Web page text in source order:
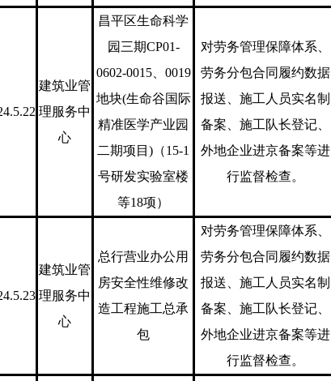
建筑业管
理服务中
心
昌平区生命科学
园三期CP01-
0602-0015、0019
地块(生命谷国际
精准医学产业园
二期项目)（15-1
号研发实验室楼
等18项）
对劳务管理保障体系、
劳务分包合同履约数据
报送、施工人员实名制
备案、施工队长登记、
外地企业进京备案等进
行监督检查。
建筑业管
理服务中
心
总行营业办公用
房安全性维修改
造工程施工总承
包
对劳务管理保障体系、
劳务分包合同履约数据
报送、施工人员实名制
备案、施工队长登记、
外地企业进京备案等进
行监督检查。